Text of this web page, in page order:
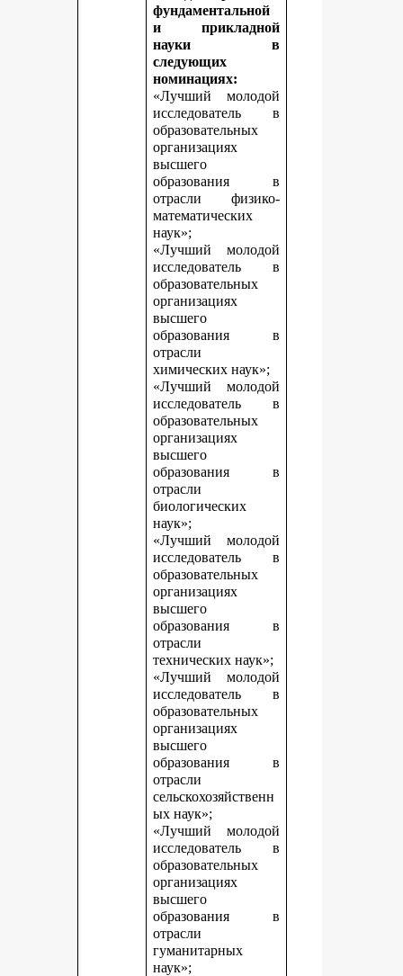
фундаментальной
и прикладной
науки в
следующих
номинациях:
«Лучший молодой
исследователь в
образовательных
организациях
высшего
образования в
отрасли физико-
математических
наук»;
«Лучший молодой
исследователь в
образовательных
организациях
высшего
образования в
отрасли
химических наук»;
«Лучший молодой
исследователь в
образовательных
организациях
высшего
образования в
отрасли
биологических
наук»;
«Лучший молодой
исследователь в
образовательных
организациях
высшего
образования в
отрасли
технических наук»;
«Лучший молодой
исследователь в
образовательных
организациях
высшего
образования в
отрасли
сельскохозяйственн
ых наук»;
«Лучший молодой
исследователь в
образовательных
организациях
высшего
образования в
отрасли
гуманитарных
наук»;